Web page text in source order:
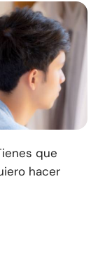
que
hacer